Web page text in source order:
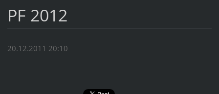
PF 2012
20.12.2011 20:10